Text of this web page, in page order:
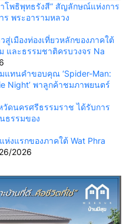
โพธิพุทธรังสี” สัญลักษณ์แห่งการ
พระอารามหลวง
เมืองท่องเที่ยวหลักของภาคใต้
และธรรมชาติครบวงจร Na
แทนคำขอบคุณ ‘Spider-Man:
Night’ พาลูกค้าชมภาพยนตร์
วัดนครศรีธรรมราช ได้รับการ
ธรรมของ
งแรกของภาคใต้ Wat Phra
2026